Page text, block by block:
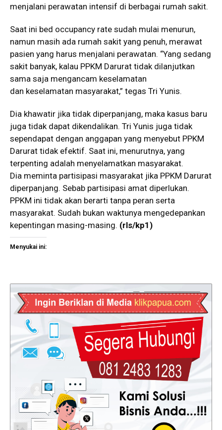
menjalani perawatan intensif di berbagai rumah sakit.
Saat ini bed occupancy rate sudah mulai menurun,
namun masih ada rumah sakit yang penuh, merawat
pasien yang harus menjalani perawatan. “Yang sedang
sakit banyak, kalau PPKM Darurat tidak dilanjutkan
sama saja mengancam keselamatan
dan keselamatan masyarakat,” tegas Tri Yunis.
Dia khawatir jika tidak diperpanjang, maka kasus baru
juga tidak dapat dikendalikan. Tri Yunis juga tidak
sependapat dengan anggapan yang menyebut PPKM
Darurat tidak efektif. Saat ini, menurutnya, yang
terpenting adalah menyelamatkan masyarakat.
Dia meminta partisipasi masyarakat jika PPKM Darurat
diperpanjang. Sebab partisipasi amat diperlukan.
PPKM ini tidak akan berarti tanpa peran serta
masyarakat. Sudah bukan waktunya mengedepankan
kepentingan masing-masing. (rls/kp1)
Menyukai ini: